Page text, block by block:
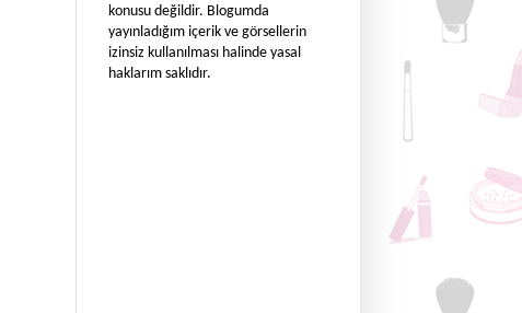
konusu değildir. Blogumda
yayınladığım içerik ve görsellerin
izinsiz kullanılması halinde yasal
haklarım saklıdır.